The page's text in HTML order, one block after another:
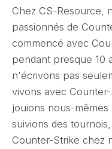
Chez CS-Resource,
passionnés de
commencé avec
pendant presque 10
n'écrivons pas
vivons avec
jouions nous-
suivions des
Counter-Strike chez